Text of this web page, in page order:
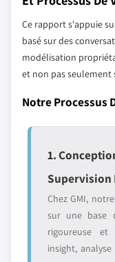
Ce rapport s'appuie
basé sur des
modélisation
et non pas seulement
Notre Processus
1.
Supervision
Chez GMI,
sur une base
rigoureuse et
insight,